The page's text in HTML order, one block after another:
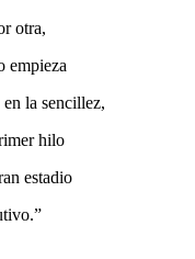
otra,
empieza
la sencillez,
hilo
estadio